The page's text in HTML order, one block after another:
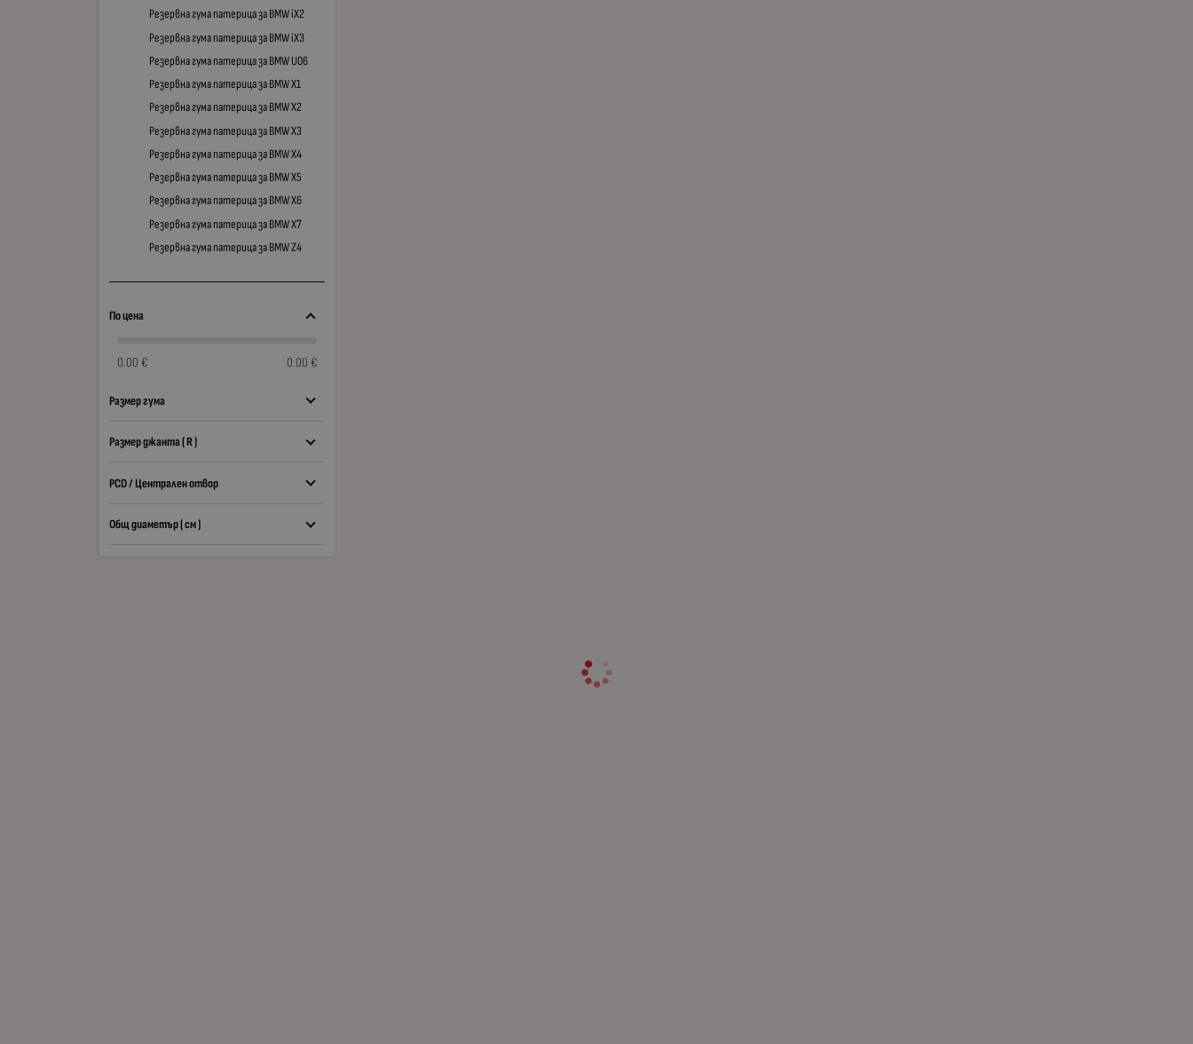
Резервна гума патерица за BMW iX2
Резервна гума патерица за BMW iX3
Резервна гума патерица за BMW U06
Резервна гума патерица за BMW X1
Резервна гума патерица за BMW X2
Резервна гума патерица за BMW X3
Резервна гума патерица за BMW X4
Резервна гума патерица за BMW X5
Резервна гума патерица за BMW X6
Резервна гума патерица за BMW X7
Резервна гума патерица за BMW Z4
По цена
0.00 € 0.00 €
Размер гума
Размер джанта ( R )
PCD / Централен отвор
Общ диаметър ( см )